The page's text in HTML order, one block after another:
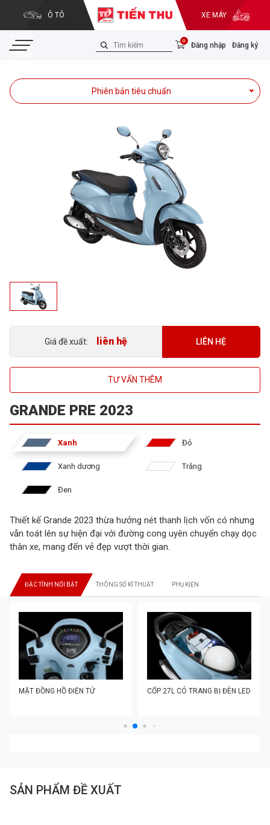
Ô TÔ XE MÁY
0
Đăng nhập Đăng ký
Phiên bản tiêu chuẩn
Giá đề xuất: liên hệ LIÊN HỆ
TƯ VẤN THÊM
GRANDE PRE 2023
Xanh Đỏ
Xanh dương Trắng
Đen
Thiết kế Grande 2023 thừa hưởng nét thanh lịch vốn có nhưng
vẫn toát lên sự hiện đại với đường cong uyên chuyển chạy dọc
thân xe, mang đến vẻ đẹp vượt thời gian.
ĐẶC TÍNH NỔI BẬT THÔNG SỐ KĨ THUẬT PHỤ KIỆN
MẶT ĐỒNG HỒ ĐIỆN TỬ CỐP 27L CÓ TRANG BỊ ĐÈN LED
SẢN PHẨM ĐỀ XUẤT